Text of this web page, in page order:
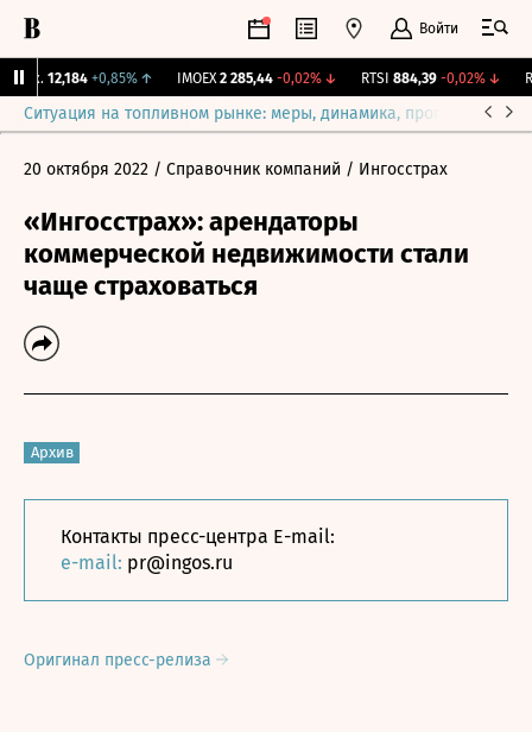
Войти
12,184 +0,85%↑ IMOEX 2 285,44 -0,02%↓ RTSI 884,39 -0,02%↓
Ситуация на топливном рынке: меры, динамика, прогнозы
20 октября 2022 / Справочник компаний / Ингосстрах
«Ингосстрах»: арендаторы
коммерческой недвижимости стали
чаще страховаться
Архив
Контакты пресс-центра E-mail:
e-mail: pr@ingos.ru
Оригинал пресс-релиза